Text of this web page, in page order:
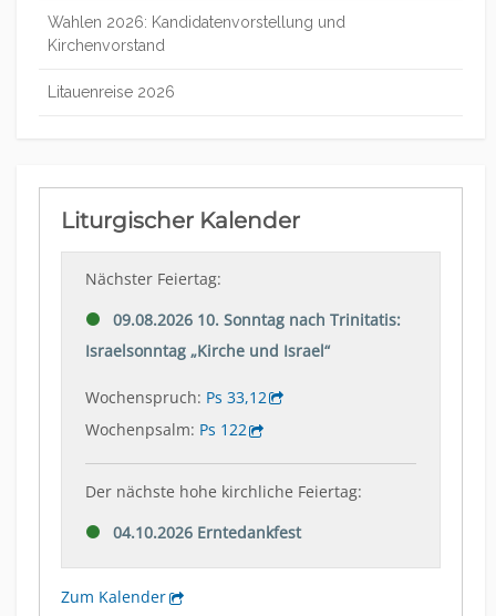
Wahlen 2026: Kandidatenvorstellung und
Kirchenvorstand
Litauenreise 2026